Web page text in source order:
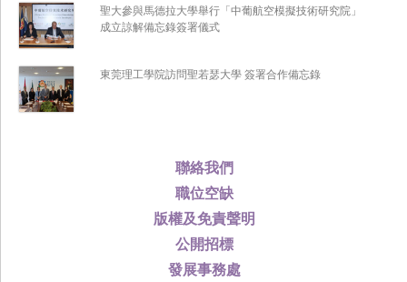
聯絡我們
職位空缺
版權及免責聲明
公開招標
發展事務處
聖大參與馬德拉大學舉行「中葡航空模擬技術研究院」
成立諒解備忘錄簽署儀式
東莞理工學院訪問聖若瑟大學 簽署合作備忘錄